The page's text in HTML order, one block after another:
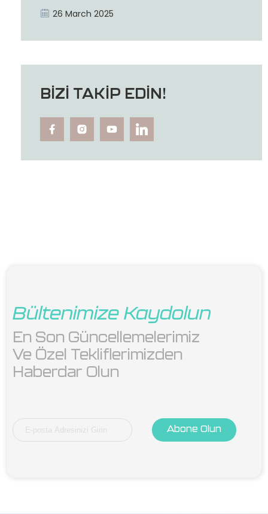
26 March 2025
BIZI TAKIP EDIN!
Bültenimize Kaydolun
En Son Güncellemelerimiz
Ve Özel Tekliflerimizden
Haberdar Olun
Abone Olun